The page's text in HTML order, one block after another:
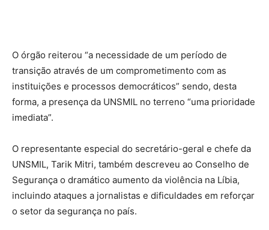
O órgão reiterou “a necessidade de um período de
transição através de um comprometimento com as
instituições e processos democráticos” sendo, desta
forma, a presença da UNSMIL no terreno “uma prioridade
imediata”.
O representante especial do secretário-geral e chefe da
UNSMIL, Tarik Mitri, também descreveu ao Conselho de
Segurança o dramático aumento da violência na Líbia,
incluindo ataques a jornalistas e dificuldades em reforçar
o setor da segurança no país.